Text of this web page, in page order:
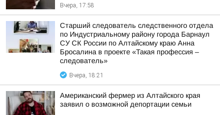
Вчера, 17:58
Старший следователь следственного отдела
по Индустриальному району города Барнаул
СУ СК России по Алтайскому краю Анна
Бросалина в проекте «Такая профессия –
следователь»
Вчера, 18:21
Американский фермер из Алтайского края
заявил о возможной депортации семьи